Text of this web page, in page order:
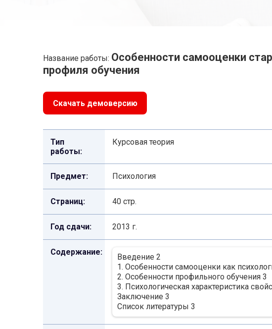
Название работы: Особенности самооценки
профиля обучения
Скачать демоверсию
Тип
работы:
Курсовая теория
Предмет: Психология
Страниц: 40 стр.
Год сдачи: 2013 г.
Содержание:
Введение 2
1. Особенности самооценки как
2. Особенности профильного обучения 3
3. Психологическая характеристика
Заключение 3
Список литературы 3